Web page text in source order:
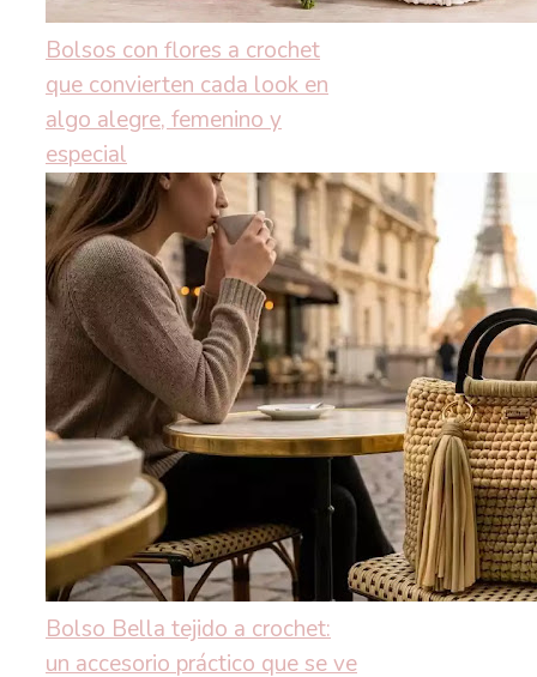
Bolsos con flores a crochet
que convierten cada look en
algo alegre, femenino y
especial
Bolso Bella tejido a crochet:
un accesorio práctico que se ve